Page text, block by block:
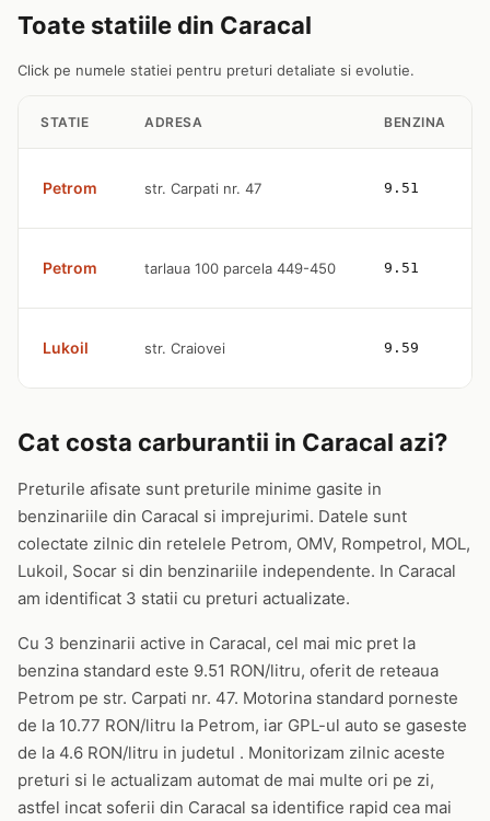
Toate statiile din Caracal
Click pe numele statiei pentru preturi detaliate si evolutie.
STATIE ADRESA BENZINA
Petrom str. Carpati nr. 47 9.51
Petrom tarlaua 100 parcela 449-450 9.51
Lukoil str. Craiovei 9.59
Cat costa carburantii in Caracal azi?
Preturile afisate sunt preturile minime gasite in
benzinariile din Caracal si imprejurimi. Datele sunt
colectate zilnic din retelele Petrom, OMV, Rompetrol, MOL,
Lukoil, Socar si din benzinariile independente. In Caracal
am identificat 3 statii cu preturi actualizate.
Cu 3 benzinarii active in Caracal, cel mai mic pret la
benzina standard este 9.51 RON/litru, oferit de reteaua
Petrom pe str. Carpati nr. 47. Motorina standard porneste
de la 10.77 RON/litru la Petrom, iar GPL-ul auto se gaseste
de la 4.6 RON/litru in judetul . Monitorizam zilnic aceste
preturi si le actualizam automat de mai multe ori pe zi,
astfel incat soferii din Caracal sa identifice rapid cea mai